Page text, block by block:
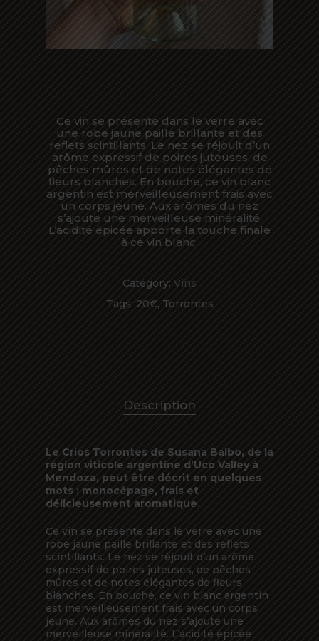
Ce vin se présente dans le verre avec
une robe jaune paille brillante et des
reflets scintillants. Le nez se réjouit d’un
arôme expressif de poires juteuses, de
pêches mûres et de notes élégantes de
fleurs blanches. En bouche, ce vin blanc
argentin est merveilleusement frais avec
un corps jeune. Aux arômes du nez
s’ajoute une merveilleuse minéralité.
L’acidité épicée apporte la touche finale
à ce vin blanc.
Category: Vins
Tags: 20€, Torrontes
Description
Le Crios Torrontes de Susana Balbo, de la
région viticole argentine d’Uco Valley à
Mendoza, peut être décrit en quelques
mots : monocépage, frais et
délicieusement aromatique.
Ce vin se présente dans le verre avec une
robe jaune paille brillante et des reflets
scintillants. Le nez se réjouit d’un arôme
expressif de poires juteuses, de pêches
mûres et de notes élégantes de fleurs
blanches. En bouche, ce vin blanc argentin
est merveilleusement frais avec un corps
jeune. Aux arômes du nez s’ajoute une
merveilleuse minéralité. L’acidité épicée